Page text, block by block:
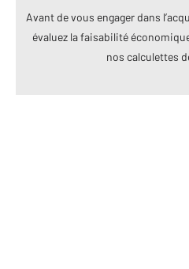
Avant de vous engager dans
évaluez la faisabilité
nos calculettes